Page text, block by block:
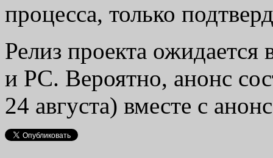
процесса, только
Релиз проекта ожидается
и РС. Вероятно, анонс
24 августа) вместе с